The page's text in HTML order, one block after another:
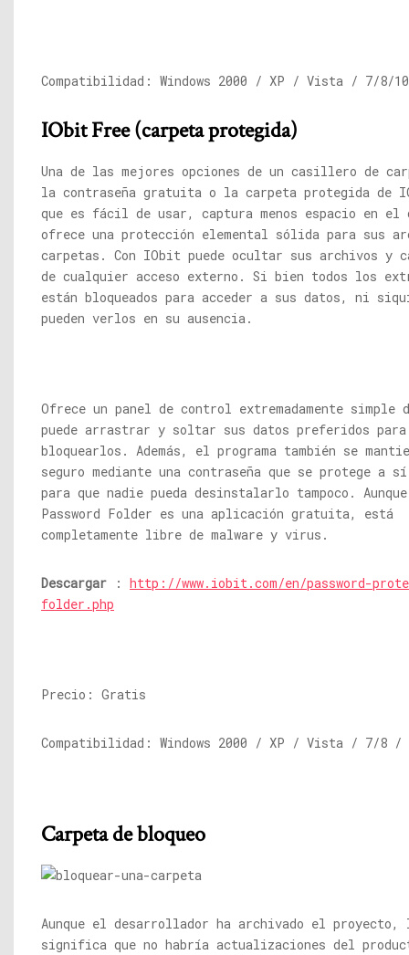
Compatibilidad: Windows 2000 / XP / Vista / 7/8/10
IObit Free (carpeta protegida)
Una de las mejores opciones de un casillero de
la contraseña gratuita o la carpeta protegida de
que es fácil de usar, captura menos espacio en el
ofrece una protección elemental sólida para sus
carpetas. Con IObit puede ocultar sus archivos y
de cualquier acceso externo. Si bien todos los
están bloqueados para acceder a sus datos, ni
pueden verlos en su ausencia.
Ofrece un panel de control extremadamente simple
puede arrastrar y soltar sus datos preferidos para
bloquearlos. Además, el programa también se
seguro mediante una contraseña que se protege a sí
para que nadie pueda desinstalarlo tampoco.
Password Folder es una aplicación gratuita, está
completamente libre de malware y virus.
Descargar : http://www.iobit.com/en/password-
folder.php
Precio: Gratis
Compatibilidad: Windows 2000 / XP / Vista / 7/8
Carpeta de bloqueo
Aunque el desarrollador ha archivado el proyecto,
significa que no habría actualizaciones del